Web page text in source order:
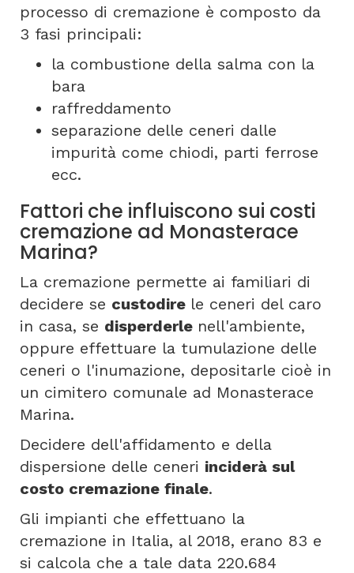
processo di cremazione è composto da
3 fasi principali:
la combustione della salma con la
bara
raffreddamento
separazione delle ceneri dalle
impurità come chiodi, parti ferrose
ecc.
Fattori che influiscono sui costi
cremazione ad Monasterace
Marina?
La cremazione permette ai familiari di
decidere se custodire le ceneri del caro
in casa, se disperderle nell'ambiente,
oppure effettuare la tumulazione delle
ceneri o l'inumazione, depositarle cioè in
un cimitero comunale ad Monasterace
Marina.
Decidere dell'affidamento e della
dispersione delle ceneri inciderà sul
costo cremazione finale.
Gli impianti che effettuano la
cremazione in Italia, al 2018, erano 83 e
si calcola che a tale data 220.684